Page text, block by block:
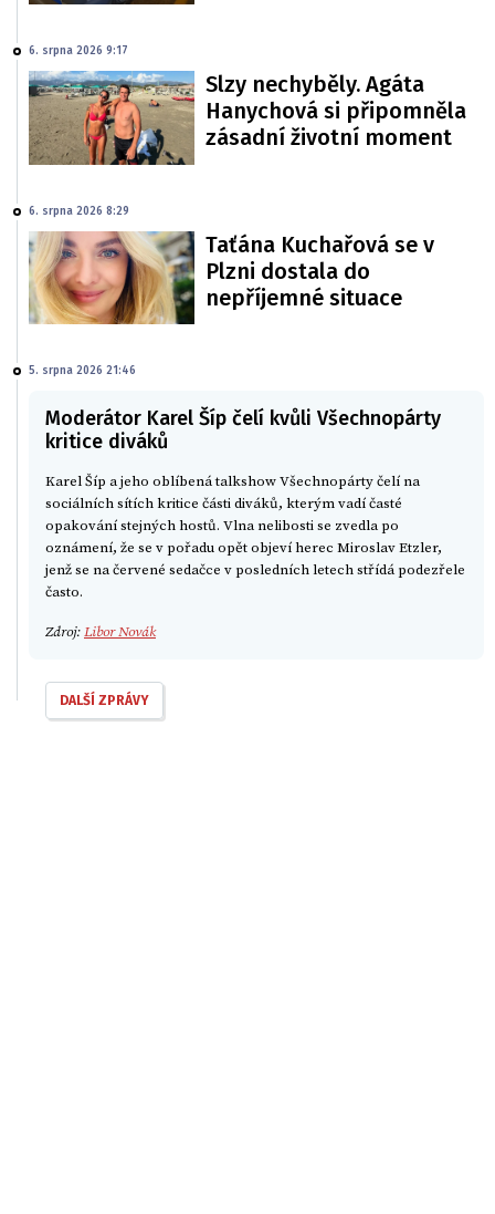
6. srpna 2026 9:17
Slzy nechyběly. Agáta
Hanychová si připomněla
zásadní životní moment
6. srpna 2026 8:29
Taťána Kuchařová se v
Plzni dostala do
nepříjemné situace
5. srpna 2026 21:46
Moderátor Karel Šíp čelí kvůli Všechnopárty
kritice diváků
Karel Šíp a jeho oblíbená talkshow Všechnopárty čelí na
sociálních sítích kritice části diváků, kterým vadí časté
opakování stejných hostů. Vlna nelibosti se zvedla po
oznámení, že se v pořadu opět objeví herec Miroslav Etzler,
jenž se na červené sedačce v posledních letech střídá podezřele
často.
Zdroj:Libor Novák
DALŠÍ ZPRÁVY